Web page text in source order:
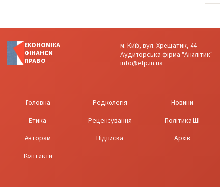
ЕКОНОМІКА
ФІНАНСИ
ПРАВО
м. Київ, вул. Хрещатик, 44
Аудиторська фірма "Аналітик"
info@efp.in.ua
Головна Редколегія
Новини
Етика
Рецензування
Політика ШІ
Авторам
Підписка
Архів
Контакти